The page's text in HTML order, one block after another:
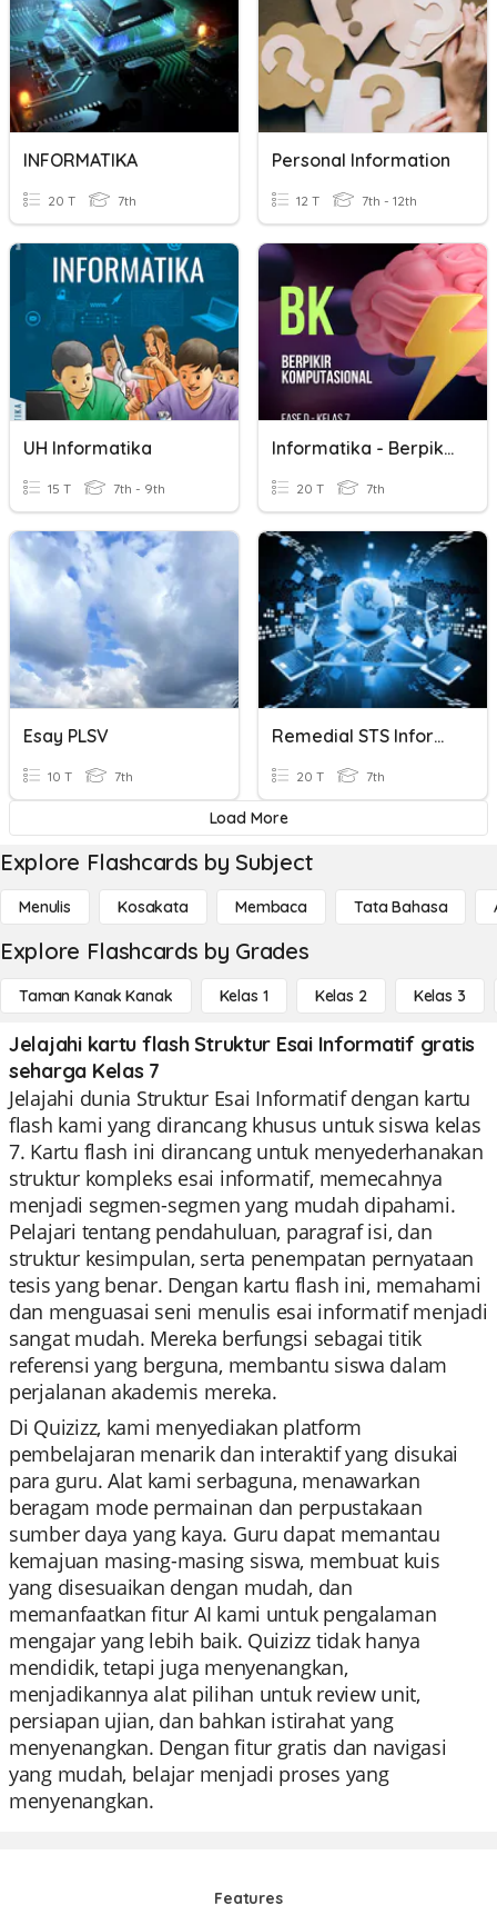
INFORMATIKA
20 T 7th
Personal Information
12 T 7th - 12th
UH Informatika
15 T 7th - 9th
Informatika - Berpikir Komputasional
20 T 7th
Esay PLSV
10 T 7th
Remedial STS Informatika
20 T 7th
Load More
Explore Flashcards by Subject
Menulis Kosakata Membaca Tata Bahasa
Explore Flashcards by Grades
Taman Kanak Kanak Kelas 1 Kelas 2 Kelas 3
Jelajahi kartu flash Struktur Esai Informatif gratis
seharga Kelas 7
Jelajahi dunia Struktur Esai Informatif dengan kartu
flash kami yang dirancang khusus untuk siswa kelas
7. Kartu flash ini dirancang untuk menyederhanakan
struktur kompleks esai informatif, memecahnya
menjadi segmen-segmen yang mudah dipahami.
Pelajari tentang pendahuluan, paragraf isi, dan
struktur kesimpulan, serta penempatan pernyataan
tesis yang benar. Dengan kartu flash ini, memahami
dan menguasai seni menulis esai informatif menjadi
sangat mudah. Mereka berfungsi sebagai titik
referensi yang berguna, membantu siswa dalam
perjalanan akademis mereka.
Di Quizizz, kami menyediakan platform
pembelajaran menarik dan interaktif yang disukai
para guru. Alat kami serbaguna, menawarkan
beragam mode permainan dan perpustakaan
sumber daya yang kaya. Guru dapat memantau
kemajuan masing-masing siswa, membuat kuis
yang disesuaikan dengan mudah, dan
memanfaatkan fitur AI kami untuk pengalaman
mengajar yang lebih baik. Quizizz tidak hanya
mendidik, tetapi juga menyenangkan,
menjadikannya alat pilihan untuk review unit,
persiapan ujian, dan bahkan istirahat yang
menyenangkan. Dengan fitur gratis dan navigasi
yang mudah, belajar menjadi proses yang
menyenangkan.
Features